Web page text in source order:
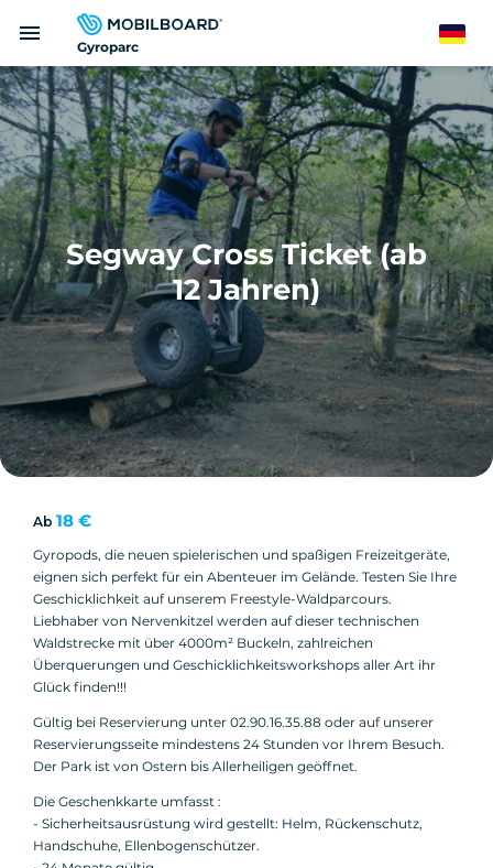
zum
Gyroparc
menu German
Segway Cross Ticket (ab
12 Jahren)
Ab 18 €
Gyropods, die neuen spielerischen und spaßigen Freizeitgeräte,
eignen sich perfekt für ein Abenteuer im Gelände. Testen Sie Ihre
Geschicklichkeit auf unserem Freestyle-Waldparcours.
Liebhaber von Nervenkitzel werden auf dieser technischen
Waldstrecke mit über 4000m² Buckeln, zahlreichen
Überquerungen und Geschicklichkeitsworkshops aller Art ihr
Glück finden!!!
Gültig bei Reservierung unter 02.90.16.35.88 oder auf unserer
Reservierungsseite mindestens 24 Stunden vor Ihrem Besuch.
Der Park ist von Ostern bis Allerheiligen geöffnet.
Die Geschenkkarte umfasst :
- Sicherheitsausrüstung wird gestellt: Helm, Rückenschutz,
Handschuhe, Ellenbogenschützer.